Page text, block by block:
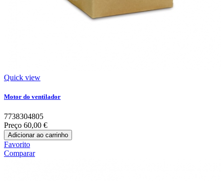
Quick view
Motor do ventilador
7738304805
Preço 60,00 €
Adicionar ao carrinho
Favorito
Comparar